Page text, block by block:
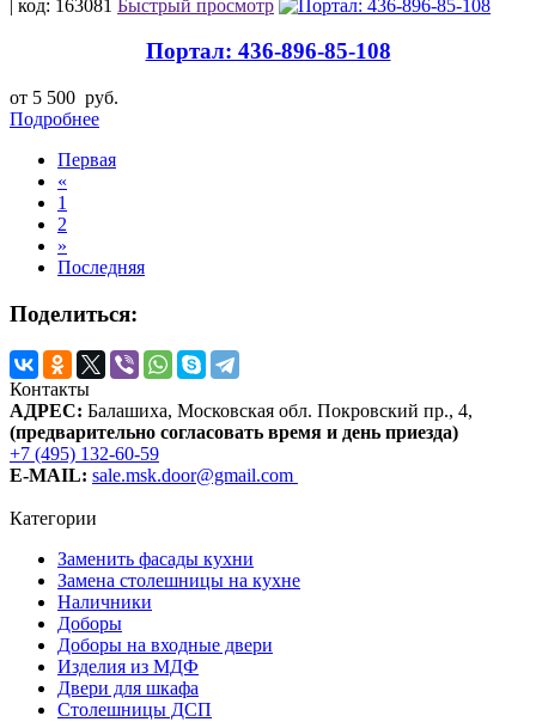
| код: 163081 Быстрый просмотр
Портал: 436-896-85-108
от 5 500 руб.
Подробнее
Первая
«
1
2
»
Последняя
Поделиться:
Контакты
АДРЕС: Балашиха, Московская обл. Покровский пр., 4,
(предварительно согласовать время и день приезда)
+7 (495) 132-60-59
E-MAIL: sale.msk.door@gmail.com
Категории
Заменить фасады кухни
Замена столешницы на кухне
Наличники
Доборы
Доборы на входные двери
Изделия из МДФ
Двери для шкафа
Столешницы ДСП